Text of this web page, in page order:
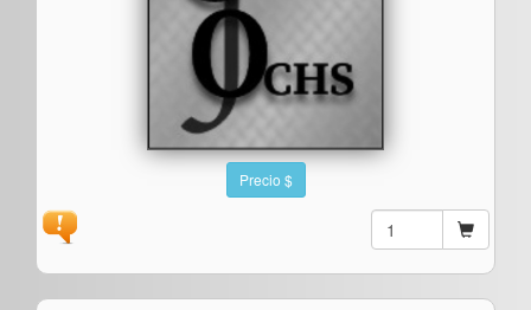
Precio $